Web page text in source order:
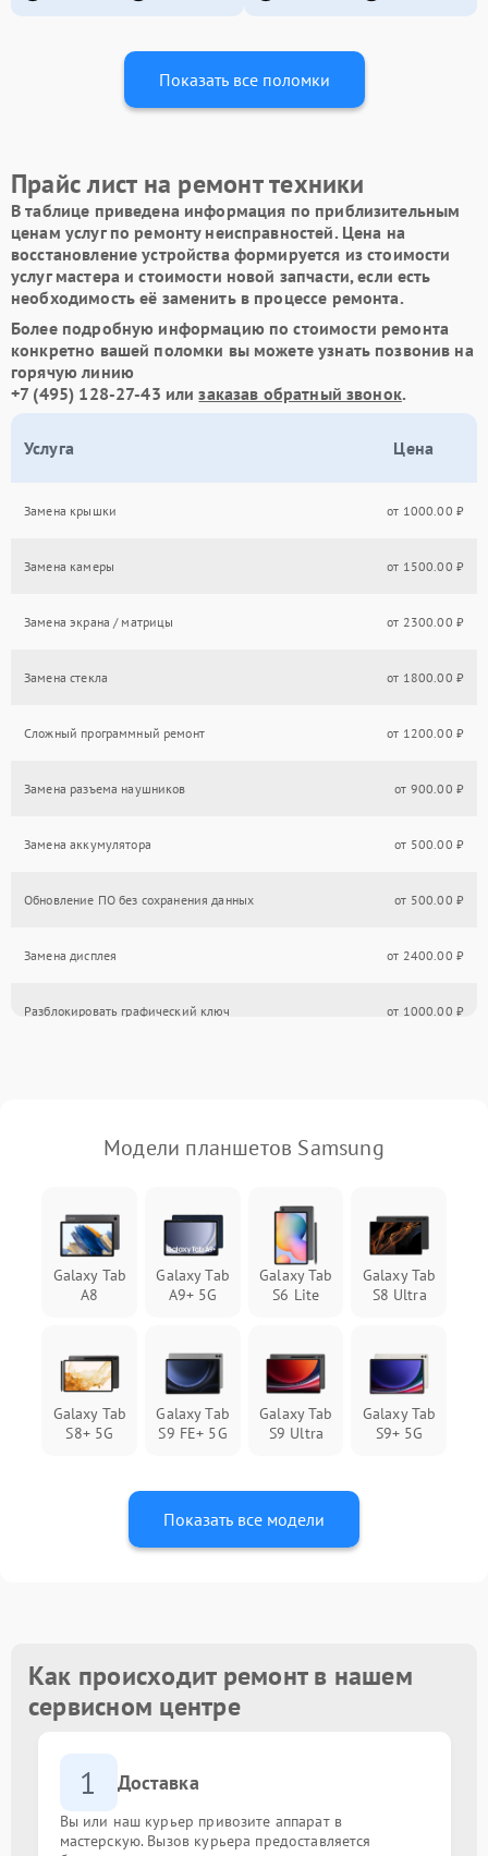
Показать все поломки
Прайс лист на ремонт техники
В таблице приведена информация по приблизительным
ценам услуг по ремонту неисправностей. Цена на
восстановление устройства формируется из стоимости
услуг мастера и стоимости новой запчасти, если есть
необходимость её заменить в процессе ремонта.
Более подробную информацию по стоимости ремонта
конкретно вашей поломки вы можете узнать позвонив на
горячую линию
+7 (495) 128-27-43 илизаказав обратный звонок.
Услуга Цена
Замена крышки от 1000.00 ₽
Замена камеры от 1500.00 ₽
Замена экрана / матрицы от 2300.00 ₽
Замена стекла от 1800.00 ₽
Сложный программный ремонт от 1200.00 ₽
Замена разъема наушников от 900.00 ₽
Замена аккумулятора от 500.00 ₽
Обновление ПО без сохранения данных от 500.00 ₽
Замена дисплея от 2400.00 ₽
Разблокировать графический ключ от 1000.00 ₽
Замена памяти от 590.00 ₽
Замена сенсора от 590.00 ₽
Модели планшетов Samsung
Galaxy Tab
A8
Galaxy Tab
A9+ 5G
Galaxy Tab
S6 Lite
Galaxy Tab
S8 Ultra
Galaxy Tab
S8+ 5G
Galaxy Tab
S9 FE+ 5G
Galaxy Tab
S9 Ultra
Galaxy Tab
S9+ 5G
Показать все модели
Как происходит ремонт в нашем
сервисном центре
1 Доставка
Вы или наш курьер привозите аппарат в
мастерскую. Вызов курьера предоставляется